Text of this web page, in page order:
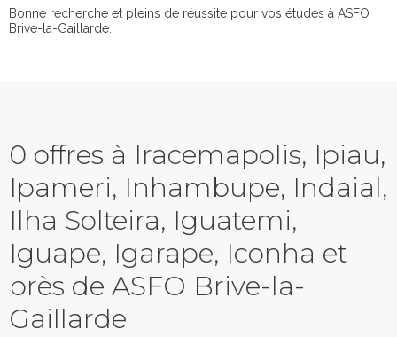
Bonne recherche et pleins de réussite pour vos études à ASFO
Brive-la-Gaillarde.
0 offres à Iracemapolis, Ipiau,
Ipameri, Inhambupe, Indaial,
Ilha Solteira, Iguatemi,
Iguape, Igarape, Iconha et
près de ASFO Brive-la-
Gaillarde